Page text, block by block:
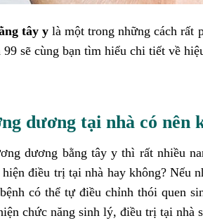
tây y là một trong những cách rất
99 sẽ cùng bạn tìm hiểu chi tiết về
dương tại nhà có nên
dương bằng tây y thì rất nhiều
điều trị tại nhà hay không?
có thể tự điều chỉnh thói quen
chức năng sinh lý, điều trị tại nhà